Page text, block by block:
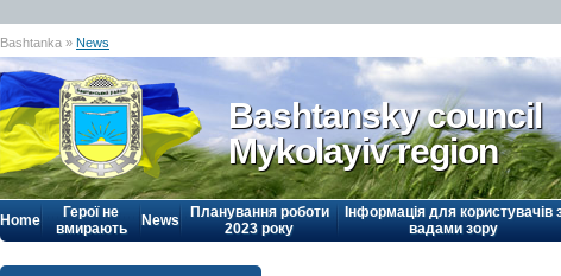
Bashtanka » News
Bashtansky council
Mykolayiv region
Home
Герої не
вмирають
News
Планування роботи
2023 року
Інформація для користувачів
вадами зору